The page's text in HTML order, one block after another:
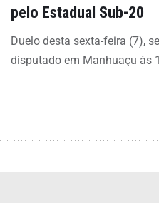
pelo Estadual Sub-20
Duelo desta sexta-feira (7),
disputado em Manhuaçu às